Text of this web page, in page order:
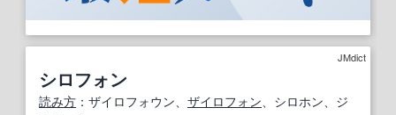
JMdict
シロフォン
読み方 ：ザイロフォウン、 ザイロフォン 、シロホン、ジ